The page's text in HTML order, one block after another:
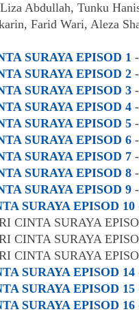
Abdullah, Tunku
Farid Wari, Aleza
SURAYA EPISOD 1
SURAYA EPISOD 2
SURAYA EPISOD 3
SURAYA EPISOD 4
SURAYA EPISOD 5
SURAYA EPISOD 6
SURAYA EPISOD 7
SURAYA EPISOD 8
SURAYA EPISOD 9
SURAYA EPISOD 10
CINTA SURAYA
CINTA SURAYA
CINTA SURAYA
SURAYA EPISOD 14
SURAYA EPISOD 15
SURAYA EPISOD 16